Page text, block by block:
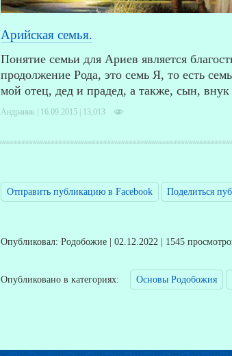
Арийская семья.
Понятие семьи для Ариев является
продолжение Рода, это семь Я, то есть
мой отец, дед и прадед, а также, сын,
Андраник | 16.09.2015 | 13,013
Отправить публикацию в Facebook Поделиться
Опубликовал: Родобожие | 02.12.2022 | 1545
Опубликовано в категориях: Основы Родобожия